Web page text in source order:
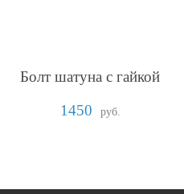
Болт шатуна с гайкой
1450
руб.